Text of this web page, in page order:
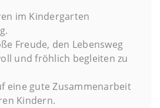
im Kindergarten
Freude, den Lebensweg
und fröhlich begleiten zu
eine gute Zusammenarbeit
Kindern.